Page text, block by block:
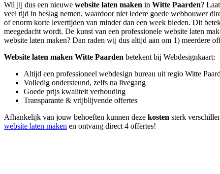
Wil jij dus een nieuwe website laten maken in Witte Paarden?
veel tijd in beslag nemen, waardoor niet iedere goede webbouwer
of enorm korte levertijden van minder dan een week bieden. Dit
meegedacht wordt. De kunst van een professionele website laten
website laten maken? Dan raden wij dus altijd aan om 1) meerdere
Website laten maken Witte Paarden betekent bij Webdesignkaart:
Altijd een professioneel webdesign bureau uit regio Witte
Volledig ondersteund, zelfs na livegang
Goede prijs kwaliteit verhouding
Transparante & vrijblijvende offertes
Afhankelijk van jouw behoeften kunnen deze kosten sterk
website laten maken en ontvang direct 4 offertes!